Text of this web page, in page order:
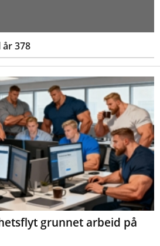
378
grunnet arbeid på